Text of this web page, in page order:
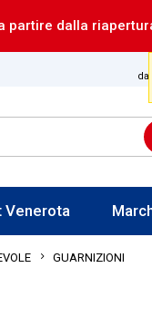
partire dalla
Venerota
GUARNIZIONI